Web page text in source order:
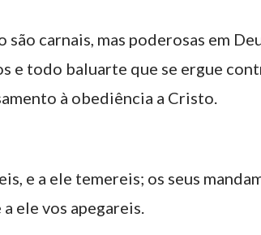
são carnais, mas poderosas em
e todo baluarte que se ergue
à obediência a Cristo.
e a ele temereis; os seus
ele vos apegareis.